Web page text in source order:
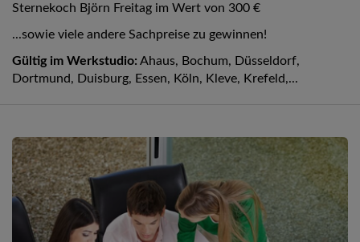
Sternekoch Björn Freitag im Wert von 300 €
...sowie viele andere Sachpreise zu gewinnen!
Gültig im Werkstudio: Ahaus, Bochum, Düsseldorf,
Dortmund, Duisburg, Essen, Köln, Kleve, Krefeld,...